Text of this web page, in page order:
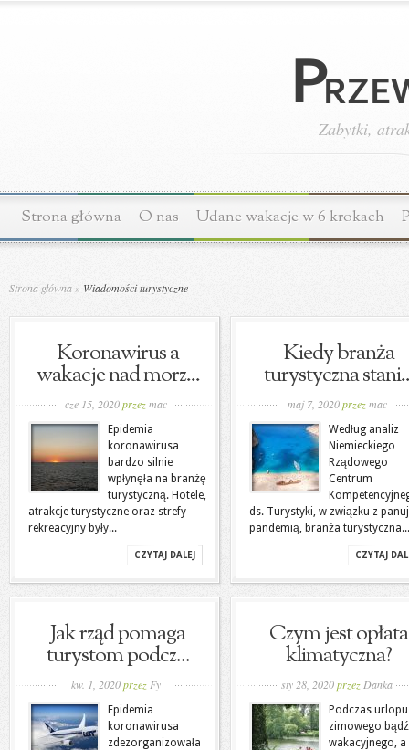
Zabytki,
Strona główna O nas Udane wakacje w 6 krokach
Strona główna » Wiadomości turystyczne
Koronawirus a
wakacje nad morz...
cze 15, 2020przezmac
Epidemia
koronawirusa
bardzo silnie
wpłynęła na branżę
turystyczną. Hotele,
atrakcje turystyczne oraz strefy
rekreacyjny były...
CZYTAJ DALEJ
Kiedy branża
turystyczna
maj 7, 2020przez mac
Według analiz
Niemieckiego
Rządowego
Centrum
ds. Turystyki, w związku z
pandemią, branża turystyczna...
CZYTAJ
Jak rząd pomaga
turystom podcz...
kw. 1, 2020przez Fy
Epidemia
koronawirusa
zdezorganizowała
Czym jest opłata
klimatyczna?
sty 28, 2020przez Danka
Podczas urlopu
zimowego bądź
wakacyjnego, a